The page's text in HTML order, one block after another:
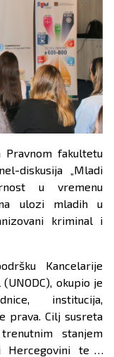
Pravnom fakultetu
diskusija „Mladi
u vremenu
ulozi mladih u
kriminal i
Kancelarije
okupio je
institucija,
prava. Cilj susreta
stanjem
Hercegovini te s